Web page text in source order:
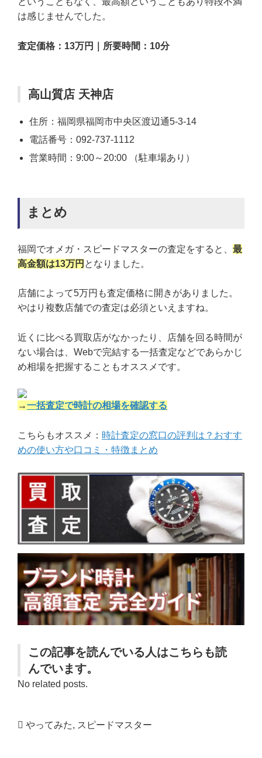
は感じませんでした。
査定価格：13万円｜所要時間：10分
高山質店 天神店
住所：福岡県福岡市中央区渡辺通5-3-14
電話番号：092-737-1112
営業時間：9:00～20:00 （駐車場あり）
まとめ
福岡でオメガ・スピードマスターの査定をすると、 最
高金額は13万円 となりました。
店舗によって5万円も査定価格に開きがありました。
やはり複数店舗での査定は必須といえますね。
近くに比べる買取店がなかったり、店舗を回る時間が
ない場合は、Webで完結する一括査定などであらかじ
め相場を把握することもオススメです。
→一括査定で時計の相場を確認する
こちらもオススメ： 時計査定の窓口の評判は？おすす
めの使い方や口コミ・特徴まとめ
この記事を読んでいる人はこちらも読
んでいます。
No related posts.
やってみた, スピードマスター